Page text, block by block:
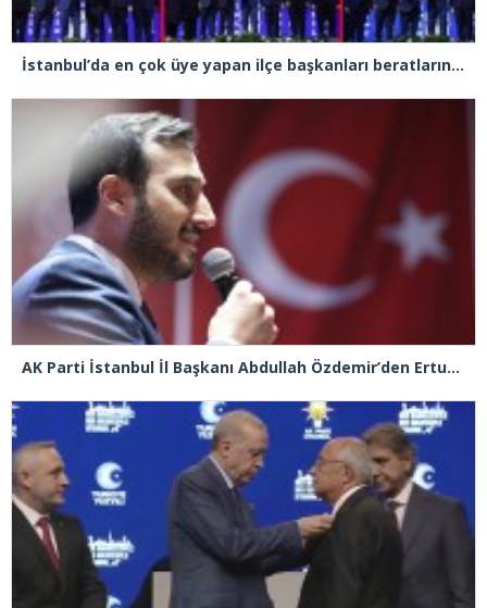
İstanbul’da en çok üye yapan ilçe başkanları beratlarını Cumhurbaşkanı Erdoğan’ın elinden aldı
AK Parti İstanbul İl Başkanı Abdullah Özdemir’den Ertuğrul Özkök’e “Franco” tepkisi